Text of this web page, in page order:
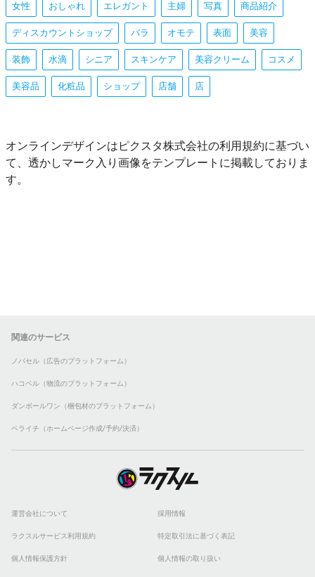
女性 おしゃれ エレガント 主婦 写真 商品紹介
ディスカウントショップ バラ オモテ 表面 美容
装飾 水滴 シニア スキンケア 美容クリーム コスメ
美容品 化粧品 ショップ 店舗 店
オンラインデザインはピクスタ株式会社の利用規約に基づい
て、透かしマーク入り画像をテンプレートに掲載しておりま
す。
関連のサービス
ノバセル（広告のプラットフォーム）
ハコベル（物流のプラットフォーム）
ダンボールワン（梱包材のプラットフォーム）
ペライチ（ホームページ作成/予約/決済）
運営会社について 採用情報
ラクスルサービス利用規約 特定取引法に基づく表記
個人情報保護方針 個人情報の取り扱い